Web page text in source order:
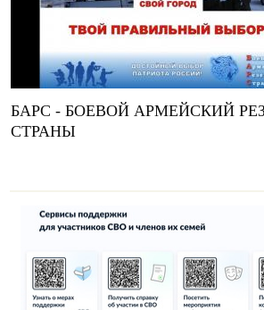
БАРС - БОЕВОЙ АРМЕЙСКИЙ
СТРАНЫ